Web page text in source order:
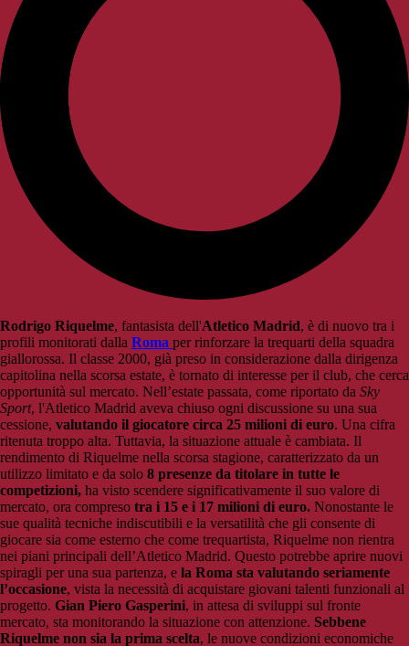
Rodrigo Riquelme, fantasista dell'Atletico Madrid, è di nuovo tra i
profili monitorati dalla Roma per rinforzare la trequarti della squadra
giallorossa. Il classe 2000, già preso in considerazione dalla dirigenza
capitolina nella scorsa estate, è tornato di interesse per il club, che cerca
opportunità sul mercato. Nell’estate passata, come riportato da Sky
Sport, l'Atletico Madrid aveva chiuso ogni discussione su una sua
cessione, valutando il giocatore circa 25 milioni di euro. Una cifra
ritenuta troppo alta. Tuttavia, la situazione attuale è cambiata. Il
rendimento di Riquelme nella scorsa stagione, caratterizzato da un
utilizzo limitato e da solo 8 presenze da titolare in tutte le
competizioni, ha visto scendere significativamente il suo valore di
mercato, ora compreso tra i 15 e i 17 milioni di euro. Nonostante le
sue qualità tecniche indiscutibili e la versatilità che gli consente di
giocare sia come esterno che come trequartista, Riquelme non rientra
nei piani principali dell’Atletico Madrid. Questo potrebbe aprire nuovi
spiragli per una sua partenza, e la Roma sta valutando seriamente
l’occasione, vista la necessità di acquistare giovani talenti funzionali al
progetto. Gian Piero Gasperini, in attesa di sviluppi sul fronte
mercato, sta monitorando la situazione con attenzione. Sebbene
Riquelme non sia la prima scelta, le nuove condizioni economiche